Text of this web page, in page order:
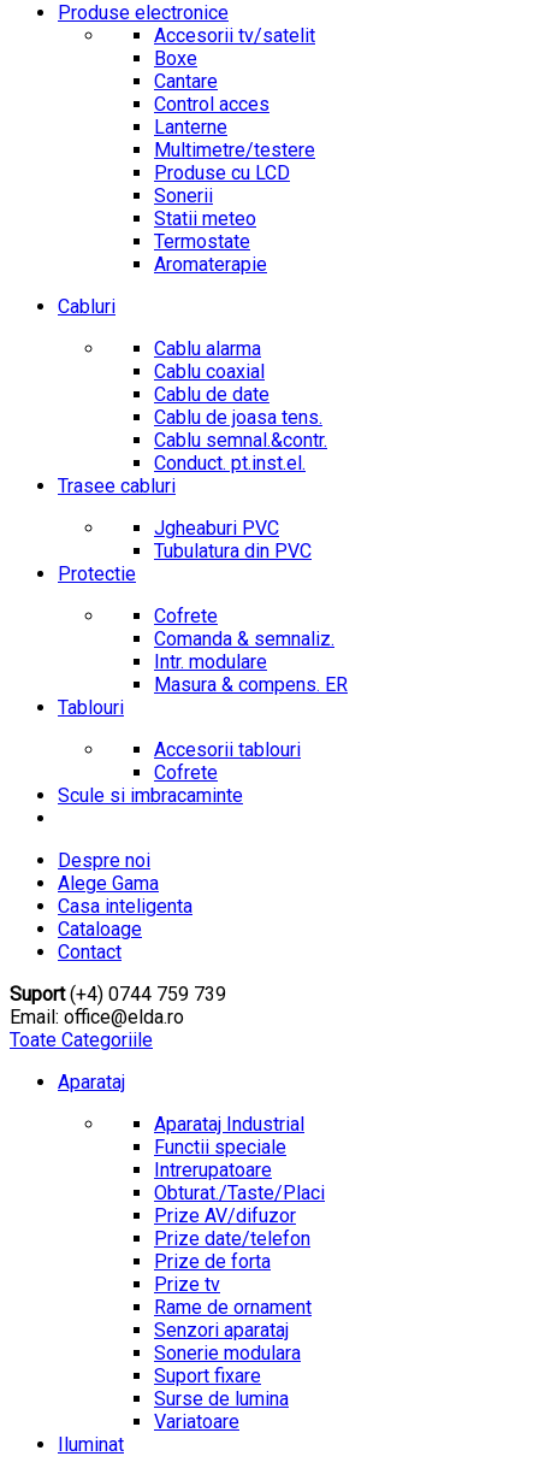
Produse electronice
Accesorii tv/satelit
Boxe
Cantare
Control acces
Lanterne
Multimetre/testere
Produse cu LCD
Sonerii
Statii meteo
Termostate
Aromaterapie
Cabluri
Cablu alarma
Cablu coaxial
Cablu de date
Cablu de joasa tens.
Cablu semnal.&contr.
Conduct. pt.inst.el.
Trasee cabluri
Jgheaburi PVC
Tubulatura din PVC
Protectie
Cofrete
Comanda & semnaliz.
Intr. modulare
Masura & compens. ER
Tablouri
Accesorii tablouri
Cofrete
Scule si imbracaminte
Despre noi
Alege Gama
Casa inteligenta
Cataloage
Contact
Suport(+4) 0744 759 739
Email: office@elda.ro
Toate Categoriile
Aparataj
Aparataj Industrial
Functii speciale
Intrerupatoare
Obturat./Taste/Placi
Prize AV/difuzor
Prize date/telefon
Prize de forta
Prize tv
Rame de ornament
Senzori aparataj
Sonerie modulara
Suport fixare
Surse de lumina
Variatoare
Iluminat